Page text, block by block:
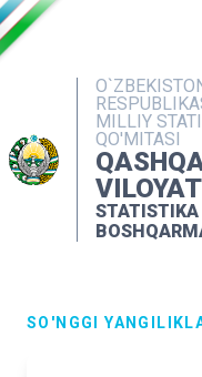
MILLIY
QO'MITASI
STATISTIKA
SO'NGGI